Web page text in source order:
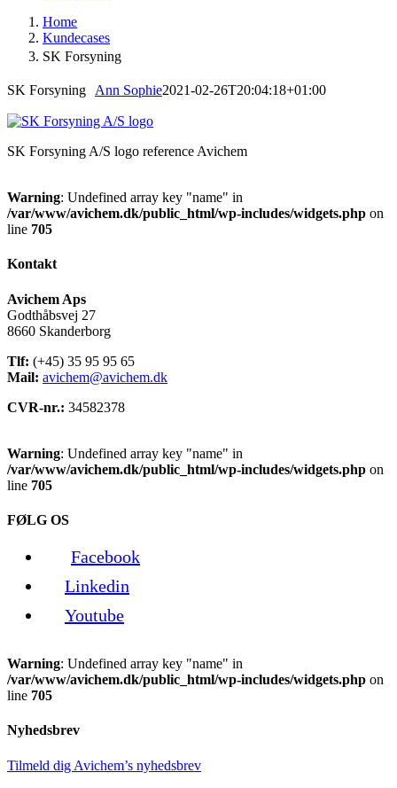
Home
Kundecases
SK Forsyning
SK Forsyning Ann Sophie2021-02-26T20:04:18+01:00
SK Forsyning A/S logo reference Avichem
Warning: Undefined array key "name" in
/var/www/avichem.dk/public_html/wp-includes/widgets.php on
line 705
Kontakt
Avichem Aps
Godthåbsvej 27
8660 Skanderborg
Tlf: (+45) 35 95 95 65
Mail: avichem@avichem.dk
CVR-nr.: 34582378
Warning: Undefined array key "name" in
/var/www/avichem.dk/public_html/wp-includes/widgets.php on
line 705
FØLG OS
Facebook
Linkedin
Youtube
Warning: Undefined array key "name" in
/var/www/avichem.dk/public_html/wp-includes/widgets.php on
line 705
Nyhedsbrev
Tilmeld dig Avichem’s nyhedsbrev